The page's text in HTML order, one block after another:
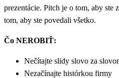
prezentácie. Pitch je o tom, aby ste
tom, aby ste povedali všetko.
Čo NEROBIŤ:
Nečítajte slidy slovo za
Nezačínajte histórkou firmy